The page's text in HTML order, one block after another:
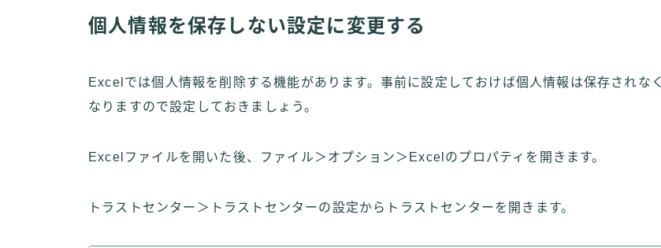
個人情報を保存しない設定に変更する
Excelでは個人情報を削除する機能があります。事前に設定しておけば個人情報は保存されなく
なりますので設定しておきましょう。
Excelファイルを開いた後、ファイル＞オプション＞Excelのプロパティを開きます。
トラストセンター＞トラストセンターの設定からトラストセンターを開きます。